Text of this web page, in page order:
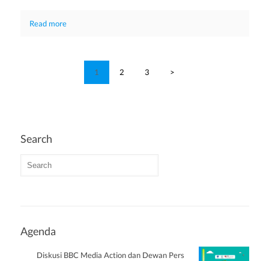
Read more
1 2 3 >
Search
Agenda
Diskusi BBC Media Action dan Dewan Pers